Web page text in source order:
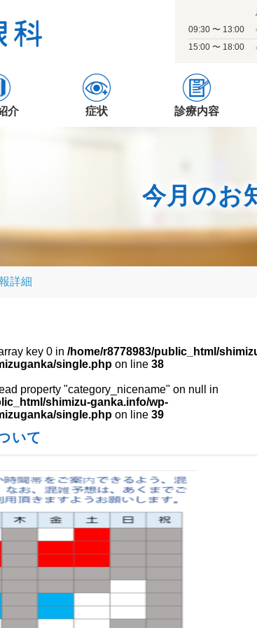
09:30 〜 13:00
15:00 〜 18:00
介 症状 診療内容
今月のお
詳細
key 0 in /home/r8778983/public_html/
single.phpon line 38
property "category_nicename" on null in
shimizu-ganka.info/wp-
single.phpon line 39
いて